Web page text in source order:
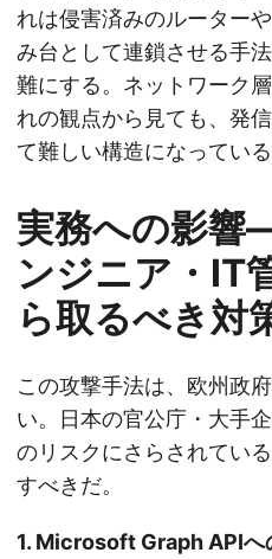
れは侵害済みのルーター
み台として連鎖させる手
難にする。ネットワーク
れの観点から見ても、発
て難しい構造になっている
実務への影
ンジニア・IT
ら取るべき対
この攻撃手法は、欧州政
い。日本の官公庁・大手
のリスクにさらされてい
すべきだ。
1. Microsoft Graph APIへ